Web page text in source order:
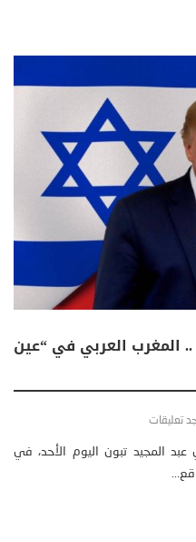
.. المغرب العربي في “عين
تعليقات
عبد المجيد تبون اليوم الأحد، في